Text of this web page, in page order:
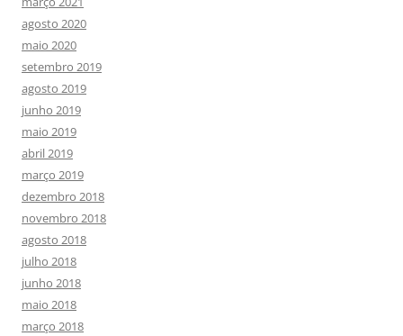
agosto 2020
maio 2020
setembro 2019
agosto 2019
junho 2019
maio 2019
abril 2019
março 2019
dezembro 2018
novembro 2018
agosto 2018
julho 2018
junho 2018
maio 2018
março 2018